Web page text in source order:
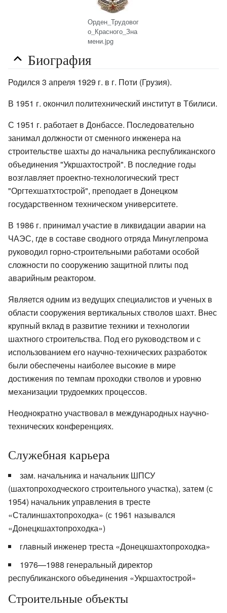
Орден_Трудовог
о_Красного_Зна
мени.jpg
Биография
Родился 3 апреля 1929 г. в г. Поти (Грузия).
В 1951 г. окончил политехнический институт в Тбилиси.
С 1951 г. работает в Донбассе. Последовательно
занимал должности от сменного инженера на
строительстве шахты до начальника республиканского
объединения "Укршахтострой". В последние годы
возглавляет проектно-технологический трест
"Оргтехшатхтострой", преподает в Донецком
государственном техническом университете.
В 1986 г. принимал участие в ликвидации аварии на
ЧАЭС, где в составе сводного отряда Минуглепрома
руководил горно-строительными работами особой
сложности по сооружению защитной плиты под
аварийным реактором.
Является одним из ведущих специалистов и ученых в
области сооружения вертикальных стволов шахт. Внес
крупный вклад в развитие техники и технологии
шахтного строительства. Под его руководством и с
использованием его научно-технических разработок
были обеспечены наиболее высокие в мире
достижения по темпам проходки стволов и уровню
механизации трудоемких процессов.
Неоднократно участвовал в международных научно-
технических конференциях.
Служебная карьера
зам. начальника и начальник ШПСУ
(шахтопроходческого строительного участка), затем (с
1954) начальник управления в тресте
«Сталиншахтопроходка» (с 1961 назывался
«Донецкшахтопроходка»)
главный инженер треста «Донецкшахтопроходка»
1976—1988 генеральный директор
республиканского объединения «Укршахтострой»
Строительные объекты